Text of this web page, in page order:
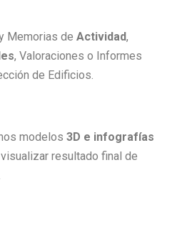
Memorias de Actividad,
, Valoraciones o Informes
de Edificios.
modelos 3D e infografías
resultado final de